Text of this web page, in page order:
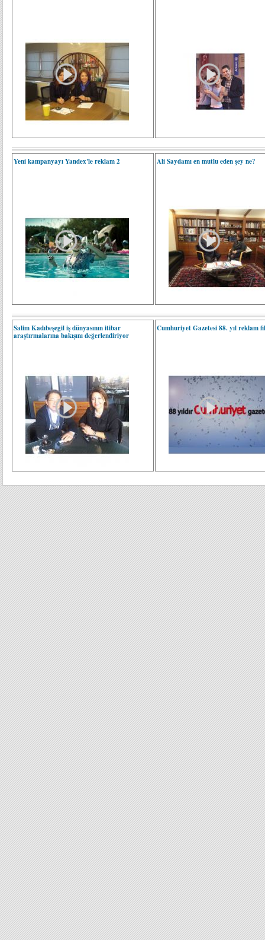
Yeni kampanyayı Yandex'le reklam 2 Ali Saydamı en mutlu eden şey ne?
Salim Kadıbeşegil iş dünyasının itibar
araştırmalarına bakışını değerlendiriyor
Cumhuriyet Gazetesi 88. yıl reklam